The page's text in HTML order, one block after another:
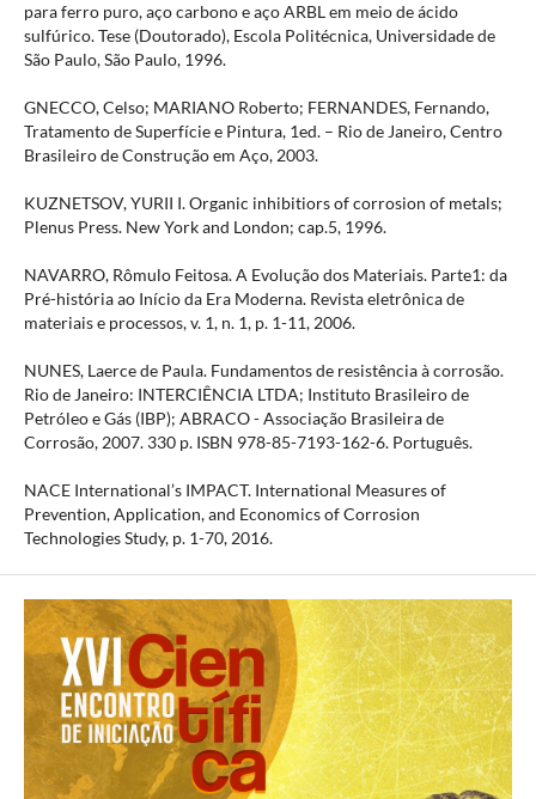
para ferro puro, aço carbono e aço ARBL em meio de ácido
sulfúrico. Tese (Doutorado), Escola Politécnica, Universidade de
São Paulo, São Paulo, 1996.
GNECCO, Celso; MARIANO Roberto; FERNANDES, Fernando,
Tratamento de Superfície e Pintura, 1ed. – Rio de Janeiro, Centro
Brasileiro de Construção em Aço, 2003.
KUZNETSOV, YURII I. Organic inhibitiors of corrosion of metals;
Plenus Press. New York and London; cap.5, 1996.
NAVARRO, Rômulo Feitosa. A Evolução dos Materiais. Parte1: da
Pré-história ao Início da Era Moderna. Revista eletrônica de
materiais e processos, v. 1, n. 1, p. 1-11, 2006.
NUNES, Laerce de Paula. Fundamentos de resistência à corrosão.
Rio de Janeiro: INTERCIÊNCIA LTDA; Instituto Brasileiro de
Petróleo e Gás (IBP); ABRACO - Associação Brasileira de
Corrosão, 2007. 330 p. ISBN 978-85-7193-162-6. Português.
NACE International’s IMPACT. International Measures of
Prevention, Application, and Economics of Corrosion
Technologies Study, p. 1-70, 2016.